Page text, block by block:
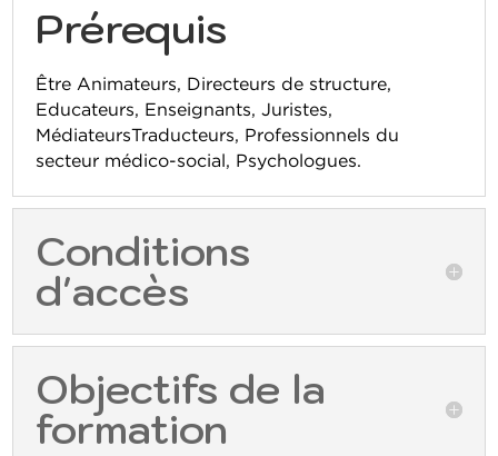
Prérequis
Être Animateurs, Directeurs de structure,
Educateurs, Enseignants, Juristes,
MédiateursTraducteurs, Professionnels du
secteur médico-social, Psychologues.
Conditions
d'accès
Objectifs de la
formation